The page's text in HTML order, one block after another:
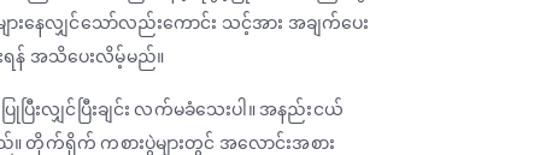
းနေလျှင်သော်လည်းကောင်း သင့်အား အချက်ပေး
ရန် အသိပေးလိမ့်မည်။
လျှင်ပြီးချင်း လက်မခံသေးပါ။ အနည်းငယ်
ည်။ တိုက်ရိုက် ကစားပွဲများတွင် အလောင်းအစား